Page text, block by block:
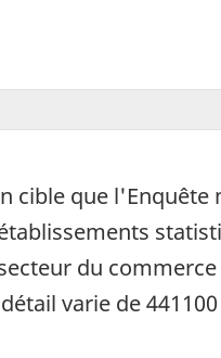
cible que l'Enquête
du
varie de 441100